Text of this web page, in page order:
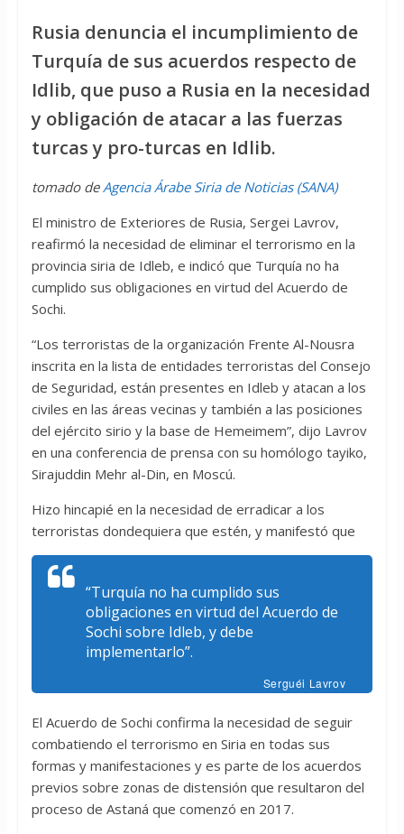
Rusia denuncia el incumplimiento de
Turquía de sus acuerdos respecto de
Idlib, que puso a Rusia en la necesidad
y obligación de atacar a las fuerzas
turcas y pro-turcas en Idlib.
tomado deAgencia Árabe Siria de Noticias (SANA)
El ministro de Exteriores de Rusia, Sergei Lavrov,
reafirmó la necesidad de eliminar el terrorismo en la
provincia siria de Idleb, e indicó que Turquía no ha
cumplido sus obligaciones en virtud del Acuerdo de
Sochi.
“Los terroristas de la organización Frente Al-Nousra
inscrita en la lista de entidades terroristas del Consejo
de Seguridad, están presentes en Idleb y atacan a los
civiles en las áreas vecinas y también a las posiciones
del ejército sirio y la base de Hemeimem”, dijo Lavrov
en una conferencia de prensa con su homólogo tayiko,
Sirajuddin Mehr al-Din, en Moscú.
Hizo hincapié en la necesidad de erradicar a los
terroristas dondequiera que estén, y manifestó que
“Turquía no ha cumplido sus
obligaciones en virtud del Acuerdo de
Sochi sobre Idleb, y debe
implementarlo”.
Serguéi Lavrov
El Acuerdo de Sochi confirma la necesidad de seguir
combatiendo el terrorismo en Siria en todas sus
formas y manifestaciones y es parte de los acuerdos
previos sobre zonas de distensión que resultaron del
proceso de Astaná que comenzó en 2017.